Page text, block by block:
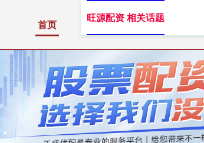
首页 旺源配资
旺源配资 相关话题